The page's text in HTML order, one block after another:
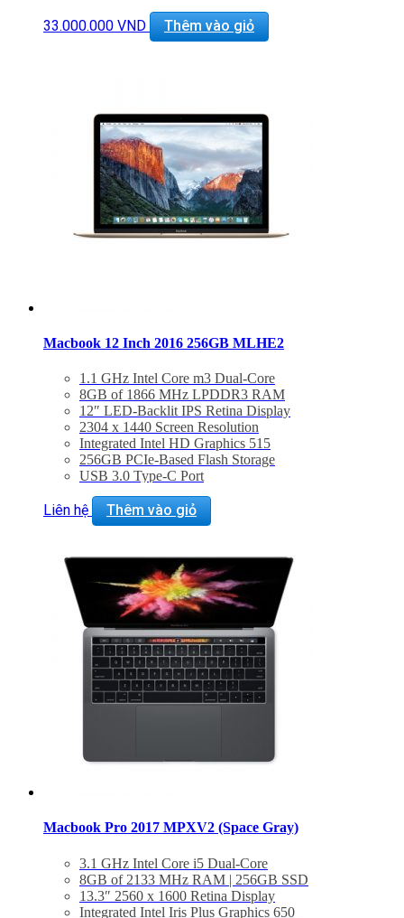
Force Touch Trackpad
macOS Sierra
33.000.000 VND Thêm vào giỏ
Macbook 12 Inch 2016 256GB MLHE2
1.1 GHz Intel Core m3 Dual-Core
8GB of 1866 MHz LPDDR3 RAM
12″ LED-Backlit IPS Retina Display
2304 x 1440 Screen Resolution
Integrated Intel HD Graphics 515
256GB PCIe-Based Flash Storage
USB 3.0 Type-C Port
Force Touch Trackpad
Mac OS X El Capitan or macOS Sierra
Liên hệ Thêm vào giỏ
Macbook Pro 2017 MPXV2 (Space Gray)
3.1 GHz Intel Core i5 Dual-Core
8GB of 2133 MHz RAM | 256GB SSD
13.3″ 2560 x 1600 Retina Display
Integrated Intel Iris Plus Graphics 650